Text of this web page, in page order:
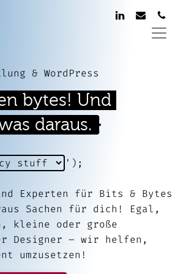
& WordPress
bytes! Und
daraus.
');
Experten für Bits & Bytes
Sachen für dich! Egal,
kleine oder große
Designer – wir helfen,
umzusetzen!